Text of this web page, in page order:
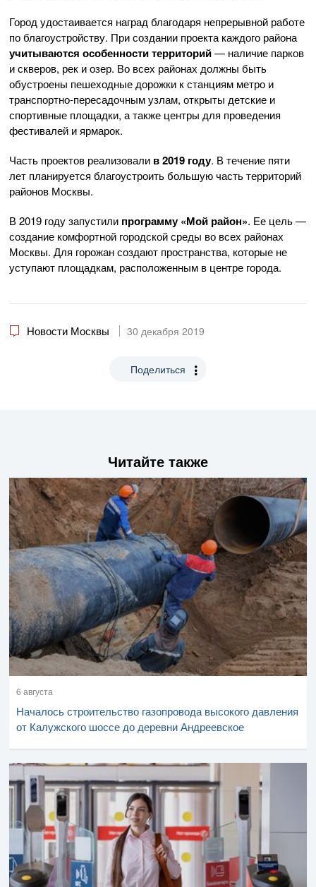
Город удостаивается наград благодаря непрерывной работе
по благоустройству. При создании проекта каждого района
учитываются особенности территорий— наличие парков
и скверов, рек и озер. Во всех районах должны быть
обустроены пешеходные дорожки к станциям метро и
транспортно-пересадочным узлам, открыты детские и
спортивные площадки, а также центры для проведения
фестивалей и ярмарок.
Часть проектов реализовали в 2019 году. В течение пяти
лет планируется благоустроить большую часть территорий
районов Москвы.
В 2019 году запустили программу «Мой район». Ее цель —
создание комфортной городской среды во всех районах
Москвы. Для горожан создают пространства, которые не
уступают площадкам, расположенным в центре города.
Новости Москвы 30 декабря 2019
Поделиться
Читайте также
6 августа
Началось строительство газопровода высокого давления
от Калужского шоссе до деревни Андреевское